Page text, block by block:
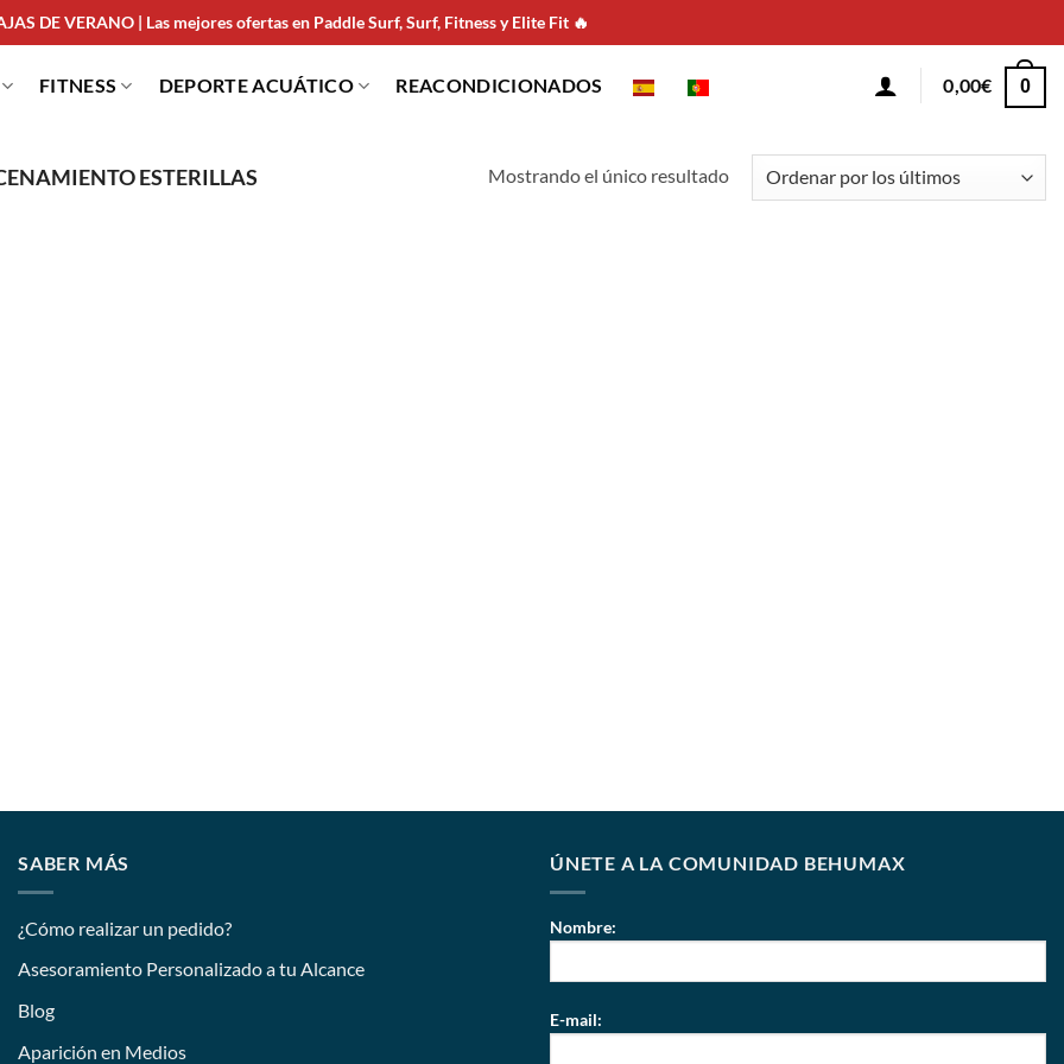
DE VERANO | Las mejores ofertas en Paddle Surf, Surf, Fitness y Elite Fit 🔥
FITNESS DEPORTE ACUÁTICO REACONDICIONADOS 0,00€ 0
ESTERILLAS Mostrando el único resultado
SABER MÁS
¿Cómo realizar un pedido?
Asesoramiento Personalizado a tu Alcance
Blog
Aparición en Medios
ÚNETE A LA COMUNIDAD BEHUMAX
Nombre:
E-mail: